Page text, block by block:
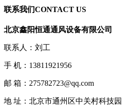
联系我们CONTACT US
北京鑫阳恒通通风设备有限公司
联系人：刘工
手 机：13811921956
邮 箱：275782723@qq.com
地 址：北京市通州区中关村科技